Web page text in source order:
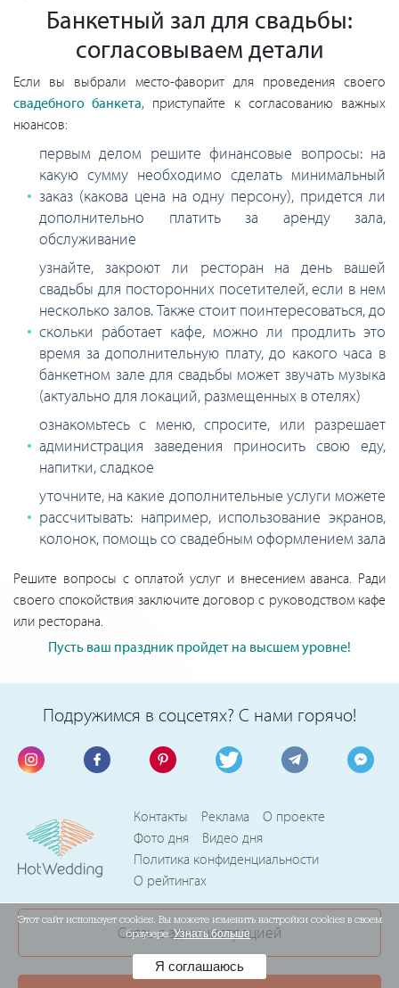
Банкетный зал для свадьбы:
согласовываем детали
Если вы выбрали место-фаворит для проведения своего
свадебного банкета, приступайте к согласованию важных
нюансов:
первым делом решите финансовые вопросы: на
какую сумму необходимо сделать минимальный
заказ (какова цена на одну персону), придется ли
дополнительно платить за аренду зала,
обслуживание
узнайте, закроют ли ресторан на день вашей
свадьбы для посторонних посетителей, если в нем
несколько залов. Также стоит поинтересоваться, до
скольки работает кафе, можно ли продлить это
время за дополнительную плату, до какого часа в
банкетном зале для свадьбы может звучать музыка
(актуально для локаций, размещенных в отелях)
ознакомьтесь с меню, спросите, или разрешает
администрация заведения приносить свою еду,
напитки, сладкое
уточните, на какие дополнительные услуги можете
рассчитывать: например, использование экранов,
колонок, помощь со свадебным оформлением зала
Решите вопросы с оплатой услуг и внесением аванса. Ради
своего спокойствия заключите договор с руководством кафе
или ресторана.
Пусть ваш праздник пройдет на высшем уровне!
Подружимся в соцсетях? С нами горячо!
Контакты Реклама
О проекте
Фото дня
Видео дня
Политика конфиденциальности
О рейтингах
Связь с администрацией
Этот сайт использует cookies. Вы можете изменить настройки cookies в своем
браузере.Узнать больше
Я соглашаюсь